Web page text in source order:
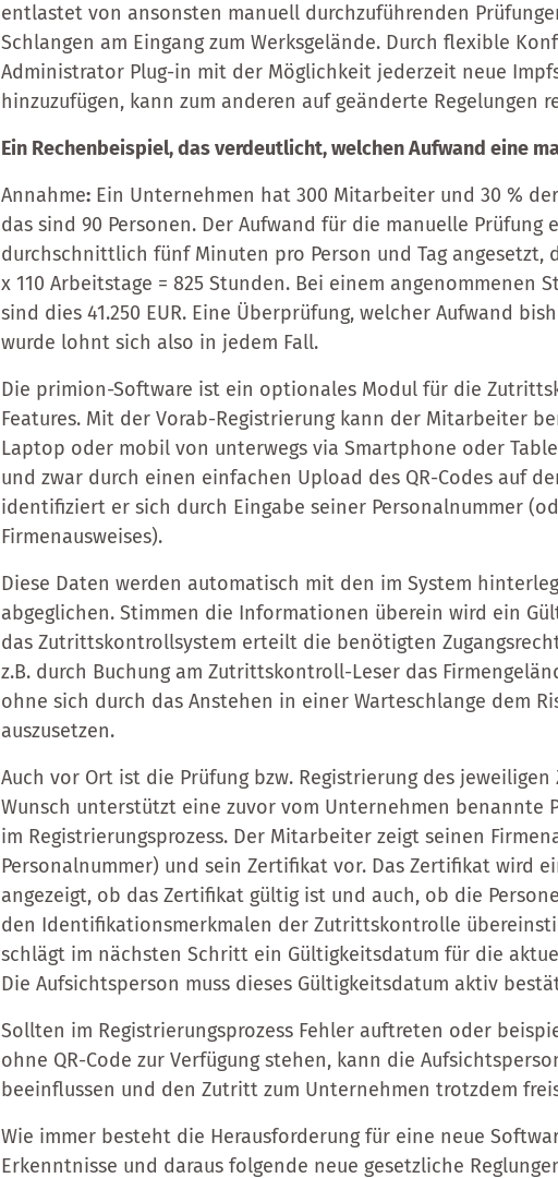
entlastet von ansonsten manuell durchzuführenden
Schlangen am Eingang zum Werksgelände. Durch flexible
Administrator Plug-in mit der Möglichkeit jederzeit neue
hinzuzufügen, kann zum anderen auf geänderte Regelungen
Ein Rechenbeispiel, das verdeutlicht, welchen Aufwand eine
Annahme: Ein Unternehmen hat 300 Mitarbeiter und 30 %
das sind 90 Personen. Der Aufwand für die manuelle Prüfung
durchschnittlich fünf Minuten pro Person und Tag angesetzt,
x 110 Arbeitstage = 825 Stunden. Bei einem angenommenen
sind dies 41.250 EUR. Eine Überprüfung, welcher Aufwand
wurde lohnt sich also in jedem Fall.
Die primion-Software ist ein optionales Modul für die
Features. Mit der Vorab-Registrierung kann der Mitarbeiter
Laptop oder mobil von unterwegs via Smartphone oder
und zwar durch einen einfachen Upload des QR-Codes auf
identifiziert er sich durch Eingabe seiner Personalnummer
Firmenausweises).
Diese Daten werden automatisch mit den im System
abgeglichen. Stimmen die Informationen überein wird ein
das Zutrittskontrollsystem erteilt die benötigten
z.B. durch Buchung am Zutrittskontroll-Leser das
ohne sich durch das Anstehen in einer Warteschlange dem
auszusetzen.
Auch vor Ort ist die Prüfung bzw. Registrierung des
Wunsch unterstützt eine zuvor vom Unternehmen benannte
im Registrierungsprozess. Der Mitarbeiter zeigt seinen
Personalnummer) und sein Zertifikat vor. Das Zertifikat wird
angezeigt, ob das Zertifikat gültig ist und auch, ob die
den Identifikationsmerkmalen der Zutrittskontrolle
schlägt im nächsten Schritt ein Gültigkeitsdatum für die
Die Aufsichtsperson muss dieses Gültigkeitsdatum aktiv
Sollten im Registrierungsprozess Fehler auftreten oder
ohne QR-Code zur Verfügung stehen, kann die
beeinflussen und den Zutritt zum Unternehmen trotzdem
Wie immer besteht die Herausforderung für eine neue
Erkenntnisse und daraus folgende neue gesetzliche